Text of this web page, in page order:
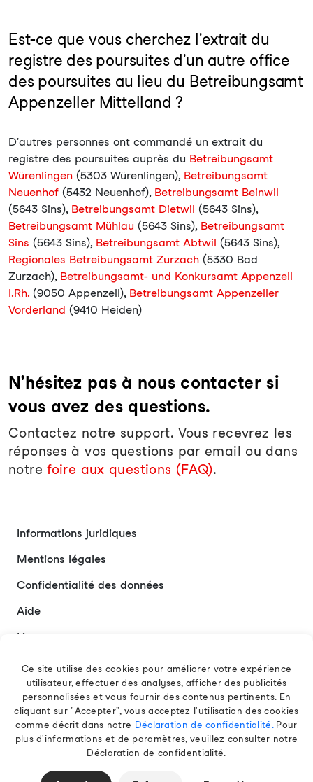
Est-ce que vous cherchez l'extrait du
registre des poursuites d'un autre office
des poursuites au lieu du Betreibungsamt
Appenzeller Mittelland ?
D'autres personnes ont commandé un extrait du
registre des poursuites auprès du Betreibungsamt
Würenlingen (5303 Würenlingen), Betreibungsamt
Neuenhof (5432 Neuenhof), Betreibungsamt Beinwil
(5643 Sins), Betreibungsamt Dietwil (5643 Sins),
Betreibungsamt Mühlau (5643 Sins), Betreibungsamt
Sins (5643 Sins), Betreibungsamt Abtwil (5643 Sins),
Regionales Betreibungsamt Zurzach (5330 Bad
Zurzach), Betreibungsamt- und Konkursamt Appenzell
I.Rh. (9050 Appenzell), Betreibungsamt Appenzeller
Vorderland (9410 Heiden)
N'hésitez pas à nous contacter si
vous avez des questions.
Contactez notre support. Vous recevrez les
réponses à vos questions par email ou dans
notrefoire aux questions (FAQ).
Informations juridiques
Mentions légales
Confidentialité des données
Aide
Liens
Contact
Français
© 2026 EAMT GmbH
Ce site utilise des cookies pour améliorer votre expérience
utilisateur, effectuer des analyses, afficher des publicités
personnalisées et vous fournir des contenus pertinents. En
cliquant sur "Accepter", vous acceptez l'utilisation des cookies
comme décrit dans notre Déclaration de confidentialité.Pour
plus d'informations et de paramètres, veuillez consulter notre
Déclaration de confidentialité.